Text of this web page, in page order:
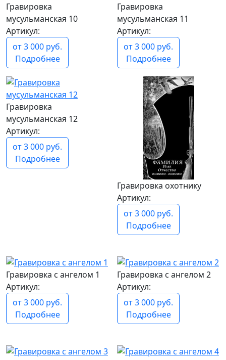
Гравировка
мусульманская 10
Артикул:
от 3 000 руб.
Подробнее
Гравировка
мусульманская 11
Артикул:
от 3 000 руб.
Подробнее
Гравировка
мусульманская 12
Артикул:
от 3 000 руб.
Подробнее
Гравировка охотнику
Артикул:
от 3 000 руб.
Подробнее
Гравировка с ангелом 1
Артикул:
от 3 000 руб.
Подробнее
Гравировка с ангелом 2
Артикул:
от 3 000 руб.
Подробнее